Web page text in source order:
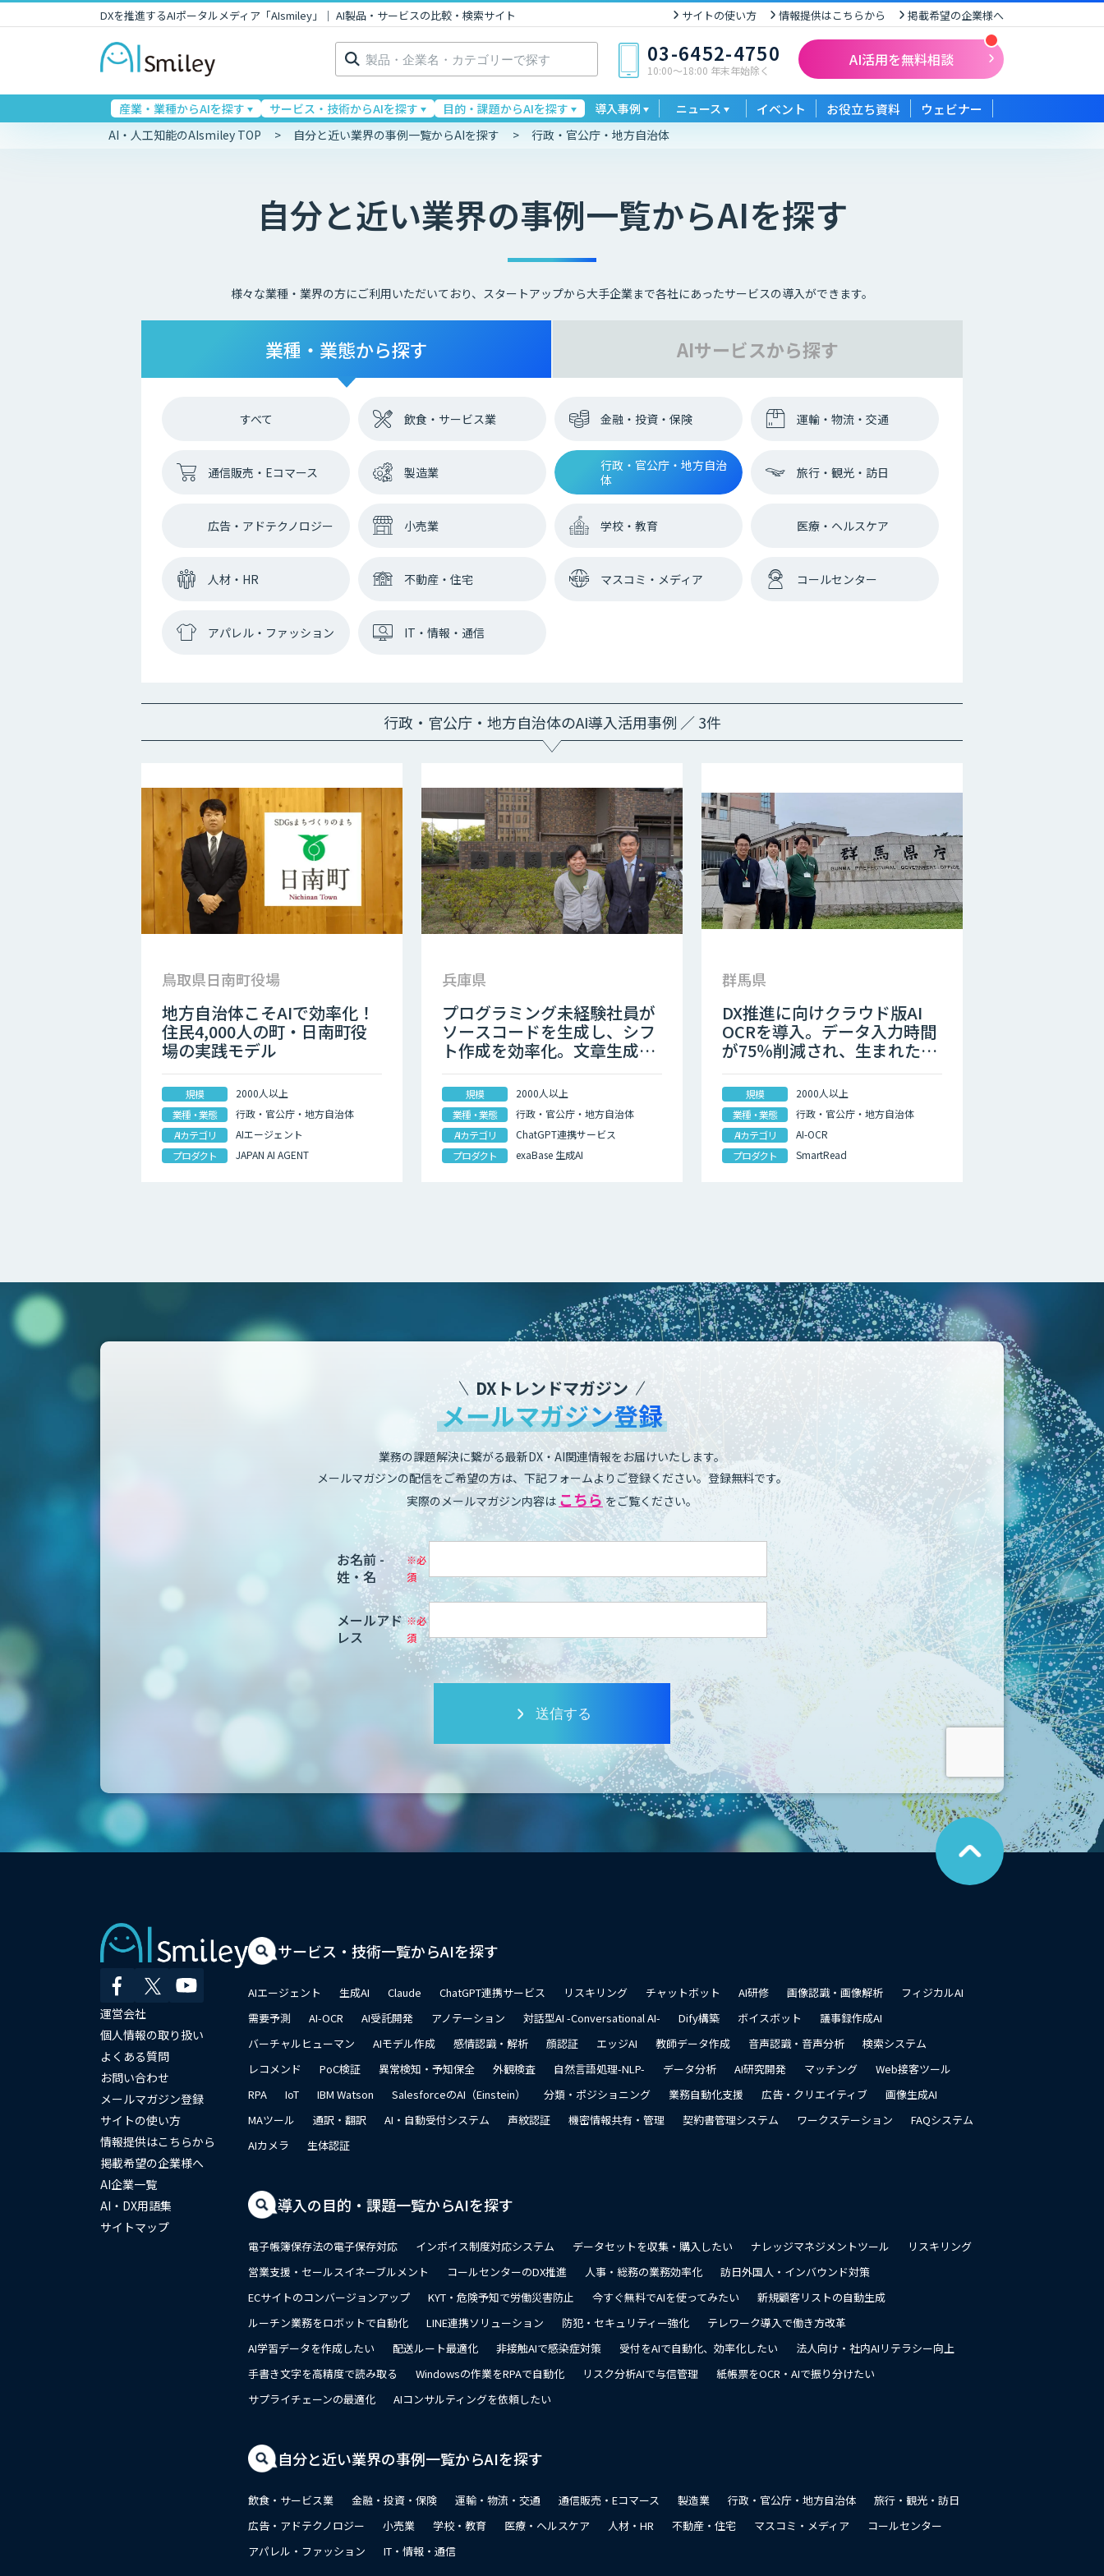
DXを推進するAIポータルメディア「AIsmiley」｜ AI製品・サービスの比較・検索サイト サイトの使い方 情報提供はこちらから 掲載希望の企業様へ
検
索: 03-6452-4750
10:00〜18:00 年末年始除く
AI活用を無料相談
産業・業種からAIを探す サービス・技術からAIを探す 目的・課題からAIを探す 導入事例 ニュース イベント お役立ち資料 ウェビナー
AI・人工知能のAIsmiley TOP 自分と近い業界の事例一覧からAIを探す 行政・官公庁・地方自治体
自分と近い業界の事例一覧からAIを探す
様々な業種・業界の方にご利用いただいており、スタートアップから大手企業まで各社にあったサービスの導入ができます。
業種・業態から探す AIサービスから探す
すべて 飲食・サービス業 金融・投資・保険 運輸・物流・交通
通信販売・Eコマース 製造業
行政・官公庁・地方自治
体
旅行・観光・訪日
広告・アドテクノロジー 小売業 学校・教育 医療・ヘルスケア
人材・HR 不動産・住宅 マスコミ・メディア コールセンター
アパレル・ファッション IT・情報・通信
行政・官公庁・地方自治体のAI導入活用事例 ／ 3件
鳥取県日南町役場
地方自治体こそAIで効率化！
住民4,000人の町・日南町役
場の実践モデル
規模
2000人以上
業種・業態
行政・官公庁・地方自治体
AIカテゴリ
AIエージェント
プロダクト
JAPAN AI AGENT
兵庫県
プログラミング未経験社員が
ソースコードを生成し、シフ
ト作成を効率化。文章生成や
要約、翻訳など幅広い業務を
効率化
規模
2000人以上
業種・業態
行政・官公庁・地方自治体
AIカテゴリ
ChatGPT連携サービス
プロダクト
exaBase 生成AI
群馬県
DX推進に向けクラウド版AI
OCRを導入。データ入力時間
が75％削減され、生まれた時
間で県民サービスを向上
規模
2000人以上
業種・業態
行政・官公庁・地方自治体
AIカテゴリ
AI-OCR
プロダクト
SmartRead
DXトレンドマガジン
メールマガジン登録
業務の課題解決に繋がる最新DX・AI関連情報をお届けいたします。
メールマガジンの配信をご希望の方は、下記フォームよりご登録ください。登録無料です。
実際のメールマガジン内容は こちら をご覧ください。
お名前 -
姓・名
メールアド
レス
送信する
こ
の
ペ
ー
ジ
運営会社
個人情報の取り扱い
よくある質問
お問い合わせ
メールマガジン登録
サイトの使い方
情報提供はこちらから
掲載希望の企業様へ
AI企業一覧
AI・DX用語集
サイトマップ
サービス・技術一覧からAIを探す
AIエージェント 生成AI Claude ChatGPT連携サービス リスキリング チャットボット AI研修 画像認識・画像解析
フィジカルAI
需要予測
AI-OCR AI受託開発 アノテーション 対話型AI -Conversational AI- Dify構築 ボイスボット
議事録作成AI
バーチャルヒューマン
AIモデル作成 感情認識・解析 顔認証 エッジAI 教師データ作成 音声認識・音声分析
検索システム
レコメンド
PoC検証 異常検知・予知保全 外観検査 自然言語処理-NLP- データ分析 AI研究開発 マッチング
Web接客ツール
RPA
IoT IBM Watson SalesforceのAI（Einstein） 分類・ポジショニング 業務自動化支援 広告・クリエイティブ
画像生成AI
MAツール
通訳・翻訳 AI・自動受付システム 声紋認証 機密情報共有・管理 契約書管理システム ワークステーション
FAQシステム
AIカメラ
生体認証
導入の目的・課題一覧からAIを探す
電子帳簿保存法の電子保存対応 インボイス制度対応システム データセットを収集・購入したい ナレッジマネジメントツール
リスキリング
営業支援・セールスイネーブルメント
コールセンターのDX推進 人事・総務の業務効率化
訪日外国人・インバウンド対策
ECサイトのコンバージョンアップ
KYT・危険予知で労働災害防止 今すぐ無料でAIを使ってみたい
新規顧客リストの自動生成
ルーチン業務をロボットで自動化
LINE連携ソリューション 防犯・セキュリティー強化
テレワーク導入で働き方改革
AI学習データを作成したい
配送ルート最適化 非接触AIで感染症対策 受付をAIで自動化、効率化したい
法人向け・社内AIリテラシー向上
手書き文字を高精度で読み取る
Windowsの作業をRPAで自動化 リスク分析AIで与信管理
紙帳票をOCR・AIで振り分けたい
サプライチェーンの最適化
AIコンサルティングを依頼したい
自分と近い業界の事例一覧からAIを探す
飲食・サービス業 金融・投資・保険 運輸・物流・交通 通信販売・Eコマース 製造業 行政・官公庁・地方自治体
旅行・観光・訪日
広告・アドテクノロジー
小売業 学校・教育 医療・ヘルスケア 人材・HR 不動産・住宅 マスコミ・メディア
コールセンター
アパレル・ファッション
IT・情報・通信